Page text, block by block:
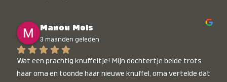
Manou Mols
3 maanden geleden
Wat een prachtig knuffeltje! Mijn dochtertje belde trots
haar oma en toonde haar nieuwe knuffel, oma vertelde dat